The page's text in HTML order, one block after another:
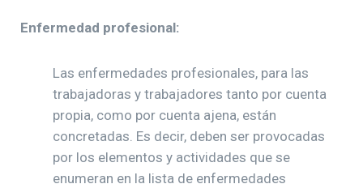
Enfermedad profesional:
Las enfermedades profesionales, para las
trabajadoras y trabajadores tanto por cuenta
propia, como por cuenta ajena, están
concretadas. Es decir, deben ser provocadas
por los elementos y actividades que se
enumeran en la lista de enfermedades